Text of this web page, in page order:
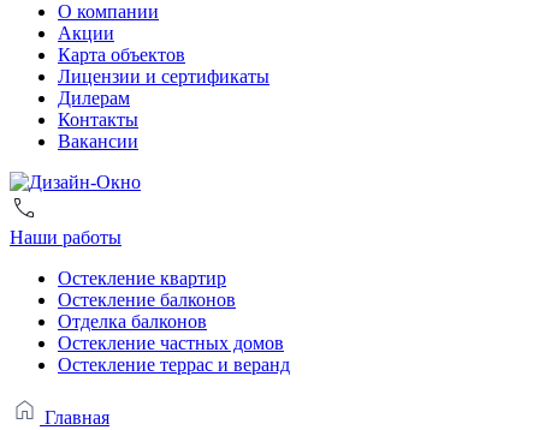
О компании
Акции
Карта объектов
Лицензии и сертификаты
Дилерам
Контакты
Вакансии
Наши работы
Остекление квартир
Остекление балконов
Отделка балконов
Остекление частных домов
Остекление террас и веранд
Главная